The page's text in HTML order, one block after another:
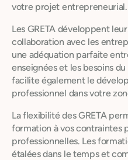
votre projet entrepreneurial.
Les GRETA développent
collaboration avec les
une adéquation parfaite
enseignées et les besoins
facilite également le
professionnel dans votre
La flexibilité des GRETA
formation à vos contraintes
professionnelles. Les
étalées dans le temps et